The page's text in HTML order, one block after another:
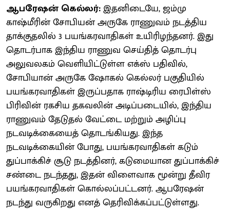
ஆபரேஷன் கெல்லர்:இதனிடையே, ஜம்மு
காஷ்மீரின் சோபியன் அருகே ராணுவம் நடத்திய
தாக்குதலில் 3 பயங்கரவாதிகள் உயிரிழந்தனர். இது
தொடர்பாக இந்திய ராணுவ செய்தித் தொடர்பு
அலுவலகம் வெளியிட்டுள்ள எக்ஸ் பதிவில்,
சோபியான் அருகே ஷோகல் கெல்லர் பகுதியில்
பயங்கரவாதிகள் இருப்பதாக ராஷ்டிரிய ரைபிள்ஸ்
பிரிவின் ரகசிய தகவலின் அடிப்படையில், இந்திய
ராணுவம் தேடுதல் வேட்டை மற்றும் அழிப்பு
நடவடிக்கையைத் தொடங்கியது. இந்த
நடவடிக்கையின் போது, ​​பயங்கரவாதிகள் கடும்
துப்பாக்கிச் சூடு நடத்தினர், கடுமையான துப்பாக்கிச்
சண்டை நடந்தது, இதன் விளைவாக மூன்று தீவிர
பயங்கரவாதிகள் கொல்லப்பட்டனர். ஆபரேஷன்
நடந்து வருகிறது எனத் தெரிவிக்கப்பட்டுள்ளது.